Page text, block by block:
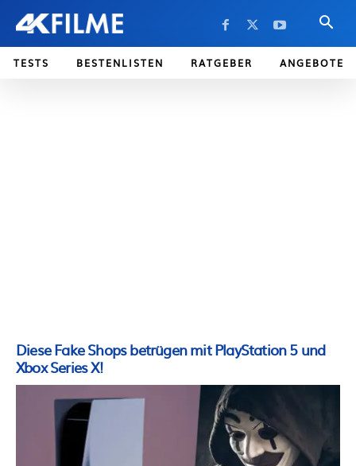
TESTS BESTENLISTEN RATGEBER ANGEBOTE
Diese Fake Shops betrügen mit PlayStation 5 und
Xbox Series X!